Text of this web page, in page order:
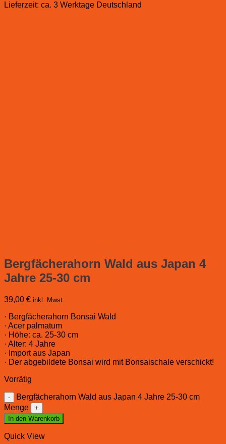
Lieferzeit: ca. 3 Werktage Deutschland
Bergfächerahorn Wald aus Japan 4
Jahre 25-30 cm
39,00 € inkl. Mwst.
· Bergfächerahorn Bonsai Wald
· Acer palmatum
· Höhe: ca. 25-30 cm
· Alter: 4 Jahre
· Import aus Japan
· Der abgebildete Bonsai wird mit Bonsaischale verschickt!
Vorrätig
Bergfächerahorn Wald aus Japan 4 Jahre 25-30 cm
Menge
In den Warenkorb
Quick View